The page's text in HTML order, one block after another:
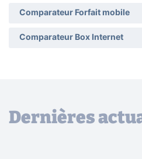
Comparateur Forfait mobile
Comparateur Box Internet
Dernières